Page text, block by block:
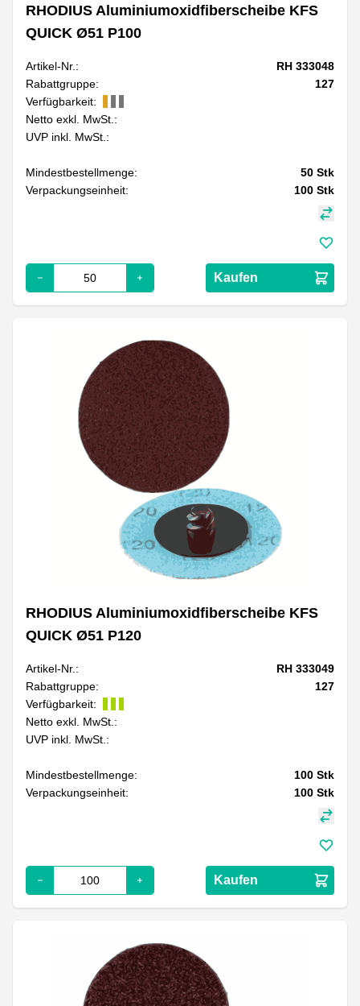
RHODIUS Aluminiumoxidfiberscheibe KFS
QUICK Ø51 P100
Artikel-Nr.:
RH 333048
Rabattgruppe:
127
Verfügbarkeit:
Netto exkl. MwSt.:
UVP inkl. MwSt.:
Mindestbestellmenge: 50 Stk
Verpackungseinheit:
100 Stk
Kaufen
RHODIUS Aluminiumoxidfiberscheibe KFS
QUICK Ø51 P120
Artikel-Nr.:
RH 333049
Rabattgruppe:
127
Verfügbarkeit:
Netto exkl. MwSt.:
UVP inkl. MwSt.:
Mindestbestellmenge: 100 Stk
Verpackungseinheit:
100 Stk
Kaufen